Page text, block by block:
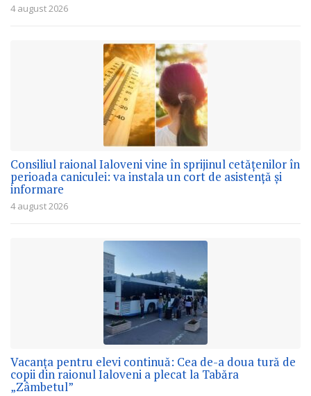
4 august 2026
Consiliul raional Ialoveni vine în sprijinul cetățenilor în
perioada caniculei: va instala un cort de asistență și
informare
4 august 2026
Vacanța pentru elevi continuă: Cea de-a doua tură de
copii din raionul Ialoveni a plecat la Tabăra
„Zâmbetul”